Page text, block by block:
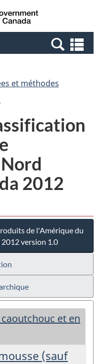
Canada
et
et méthodes
2012
de l'Amérique du
version 1.0
et en
(sauf